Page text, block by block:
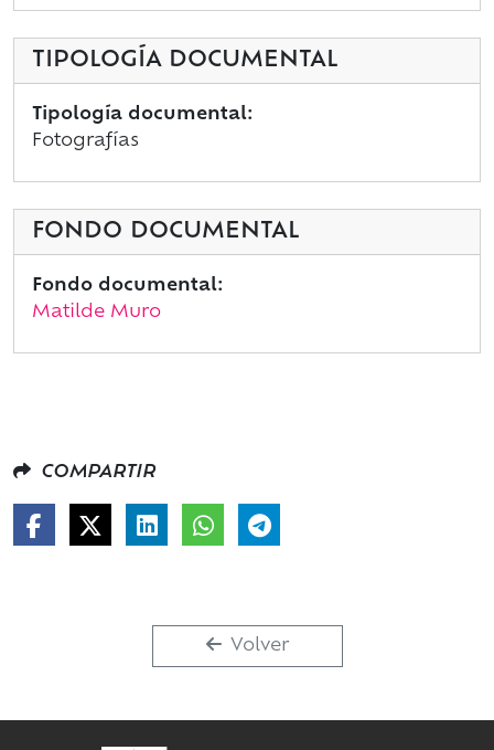
TIPOLOGÍA DOCUMENTAL
Tipología documental:
Fotografías
FONDO DOCUMENTAL
Fondo documental:
Matilde Muro
COMPARTIR
Volver